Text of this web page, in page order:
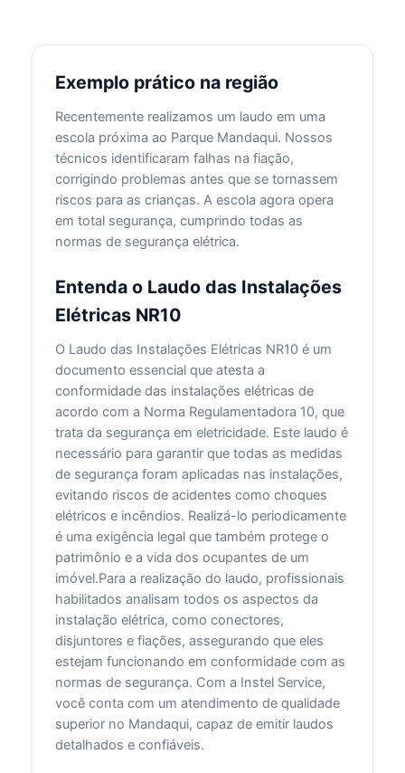
Exemplo prático na região
Recentemente realizamos um laudo em uma
escola próxima ao Parque Mandaqui. Nossos
técnicos identificaram falhas na fiação,
corrigindo problemas antes que se tornassem
riscos para as crianças. A escola agora opera
em total segurança, cumprindo todas as
normas de segurança elétrica.
Entenda o Laudo das Instalações
Elétricas NR10
O Laudo das Instalações Elétricas NR10 é um
documento essencial que atesta a
conformidade das instalações elétricas de
acordo com a Norma Regulamentadora 10, que
trata da segurança em eletricidade. Este laudo é
necessário para garantir que todas as medidas
de segurança foram aplicadas nas instalações,
evitando riscos de acidentes como choques
elétricos e incêndios. Realizá-lo periodicamente
é uma exigência legal que também protege o
patrimônio e a vida dos ocupantes de um
imóvel.Para a realização do laudo, profissionais
habilitados analisam todos os aspectos da
instalação elétrica, como conectores,
disjuntores e fiações, assegurando que eles
estejam funcionando em conformidade com as
normas de segurança. Com a Instel Service,
você conta com um atendimento de qualidade
superior no Mandaqui, capaz de emitir laudos
detalhados e confiáveis.